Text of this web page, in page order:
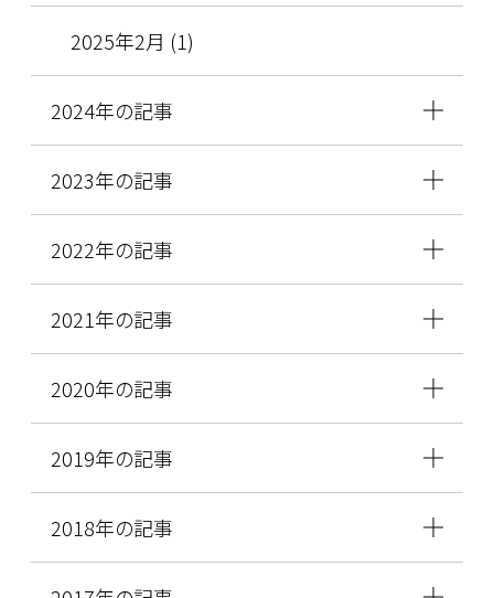
2025年2月 (1)
2024年の記事
2023年の記事
2022年の記事
2021年の記事
2020年の記事
2019年の記事
2018年の記事